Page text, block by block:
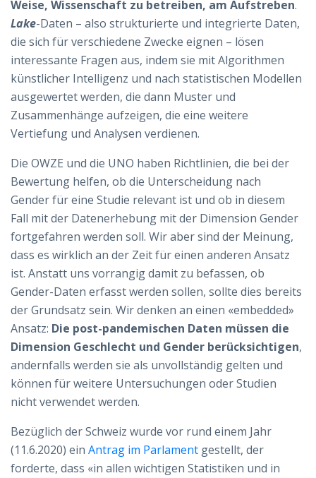
Weise, Wissenschaft zu betreiben, am Aufstreben.
Lake-Daten – also strukturierte und integrierte Daten,
die sich für verschiedene Zwecke eignen – lösen
interessante Fragen aus, indem sie mit Algorithmen
künstlicher Intelligenz und nach statistischen Modellen
ausgewertet werden, die dann Muster und
Zusammenhänge aufzeigen, die eine weitere
Vertiefung und Analysen verdienen.
Die OWZE und die UNO haben Richtlinien, die bei der
Bewertung helfen, ob die Unterscheidung nach
Gender für eine Studie relevant ist und ob in diesem
Fall mit der Datenerhebung mit der Dimension Gender
fortgefahren werden soll. Wir aber sind der Meinung,
dass es wirklich an der Zeit für einen anderen Ansatz
ist. Anstatt uns vorrangig damit zu befassen, ob
Gender-Daten erfasst werden sollen, sollte dies bereits
der Grundsatz sein. Wir denken an einen «embedded»
Ansatz: Die post-pandemischen Daten müssen die
Dimension Geschlecht und Gender berücksichtigen,
andernfalls werden sie als unvollständig gelten und
können für weitere Untersuchungen oder Studien
nicht verwendet werden.
Bezüglich der Schweiz wurde vor rund einem Jahr
(11.6.2020) ein Antrag im Parlament gestellt, der
forderte, dass «in allen wichtigen Statistiken und in